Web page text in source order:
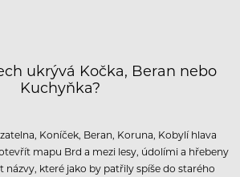
ukrývá Kočka, Beran nebo
Kuchyňka?
Koníček, Beran, Koruna, Kobylí hlava
mapu Brd a mezi lesy, údolími a hřebeny
názvy, které jako by patřily spíše do starého